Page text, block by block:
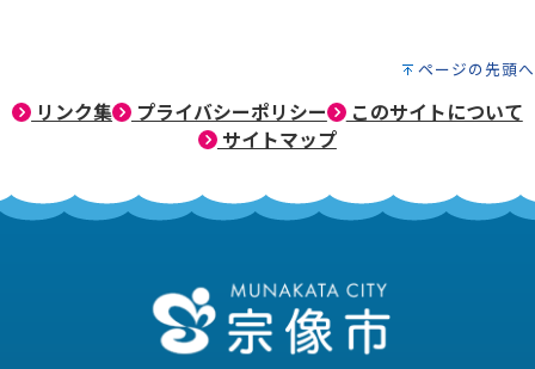
ページの先頭へ
リンク集 プライバシーポリシー
このサイトについて
サイトマップ